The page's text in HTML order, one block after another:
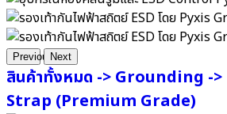
PreviousNext
สินค้าทั้งหมด -> Grounding ->
Strap (Premium Grade)